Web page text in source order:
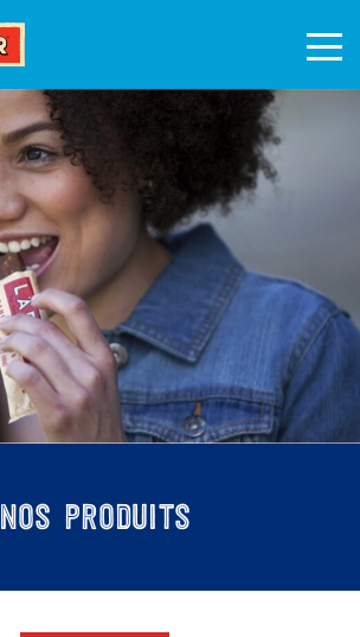
NOS PRODUITS